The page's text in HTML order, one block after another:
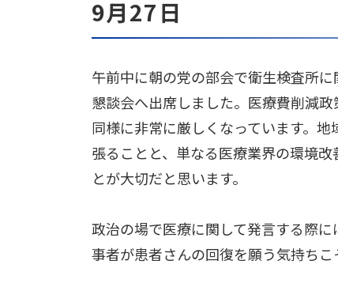
9月27日
午前中に朝の党の部会で衛生検査所
懇談会へ出席しました。医療費削減
同様に非常に厳しくなっています。
張ることと、単なる医療業界の環境
とが大切だと思います。
政治の場で医療に関して発言する際
事者が患者さんの回復を願う気持ちこ